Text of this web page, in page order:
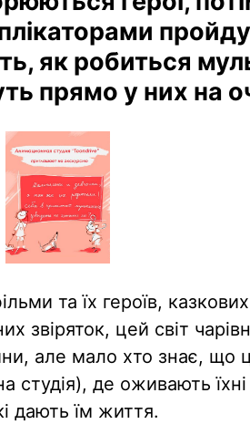
як робиться
прямо у них на
та їх героїв,
звіряток, цей світ
але мало хто знає, що
студія), де оживають
дають їм життя.